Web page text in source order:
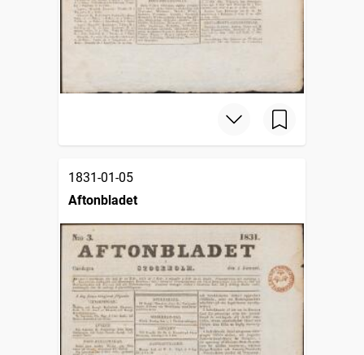
1831-01-05
Aftonbladet